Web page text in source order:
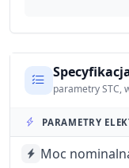
parametry STC,
PARAMETRY
Moc